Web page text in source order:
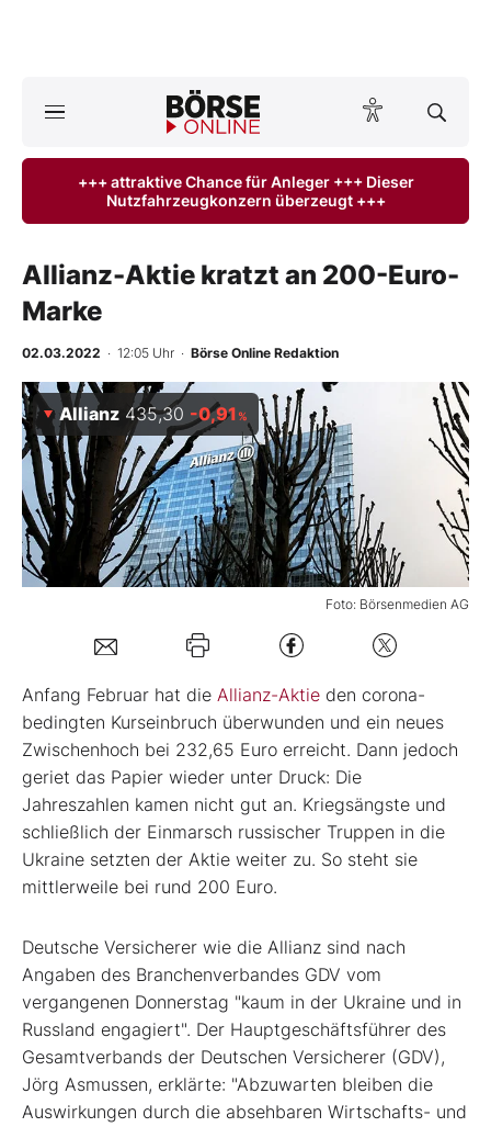
ktuelle Ausgabe BÖRSE ONLINE lesen
Anlageprodukte
Finanz-Check
BO-Musterdepots
Experten
Mein B:O
Kontakt
+++ attraktive Chance für Anleger +++ Dieser
Nutzfahrzeugkonzern überzeugt +++
Allianz-Aktie kratzt an 200-Euro-
Marke
02.03.2022 · 12:05 Uhr · Börse Online Redaktion
Foto: Börsenmedien AG
Allianz 435,30 -0,91 %
Anfang Februar hat die Allianz-Aktie den corona-
bedingten Kurseinbruch überwunden und ein neues
Zwischenhoch bei 232,65 Euro erreicht. Dann jedoch
geriet das Papier wieder unter Druck: Die
Jahreszahlen kamen nicht gut an. Kriegsängste und
schließlich der Einmarsch russischer Truppen in die
Ukraine setzten der Aktie weiter zu. So steht sie
mittlerweile bei rund 200 Euro.
Deutsche Versicherer wie die Allianz sind nach
Angaben des Branchenverbandes GDV vom
vergangenen Donnerstag "kaum in der Ukraine und in
Russland engagiert". Der Hauptgeschäftsführer des
Gesamtverbands der Deutschen Versicherer (GDV),
Jörg Asmussen, erklärte: "Abzuwarten bleiben die
Auswirkungen durch die absehbaren Wirtschafts- und